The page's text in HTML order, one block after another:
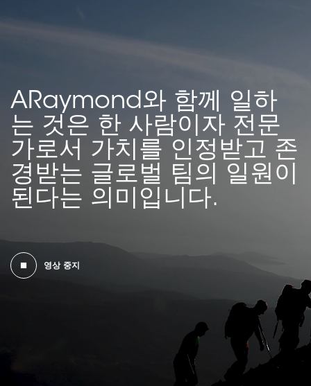
ARaymond와 함께 일하
는 것은 한 사람이자 전문
가로서 가치를 인정받고 존
경받는 글로벌 팀의 일원이
된다는 의미입니다.
영상 중지